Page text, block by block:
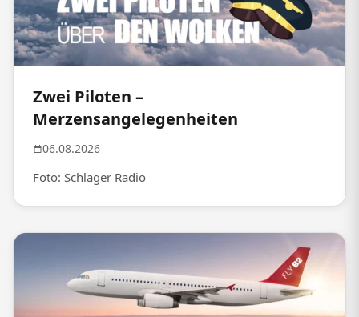
Zwei Piloten –
Merzensangelegenheiten
06.08.2026
Foto: Schlager Radio